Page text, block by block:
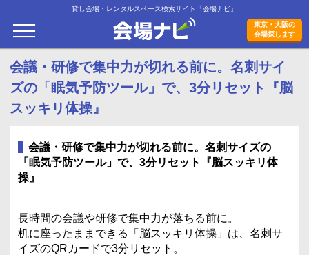
貸し会場・レンタルスペース検索サイト「会場ナビ」
東京・大阪の
会場探します
会議・研修で集中力が切れる前に。名刺サイ
ズの「眠気予防ツール」で、3分リセット『脳
スッキリ体操』
会議・研修で集中力が切れる前に。名刺サイズの
「眠気予防ツール」で、3分リセット『脳スッキリ体
操』
長時間の会議や研修で集中力が落ちる前に。
机に座ったままできる「脳スッキリ体操」は、名刺サ
イズのQRカードで3分リセット。